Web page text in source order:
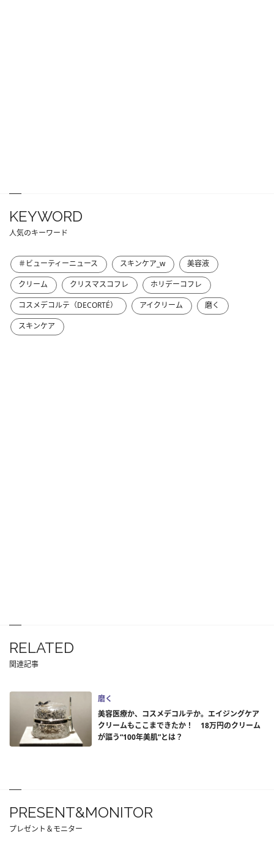
KEYWORD
人気のキーワード
＃ビューティーニュース スキンケア_w
美容液
クリーム
クリスマスコフレ
ホリデーコフレ
コスメデコルテ（DECORTÉ）
アイクリーム
磨く
スキンケア
RELATED
関連記事
磨く
美容医療か、コスメデコルテか。エイジングケア
クリームもここまできたか！ 18万円のクリーム
が謳う“100年美肌”とは？
PRESENT&MONITOR
プレゼント＆モニター